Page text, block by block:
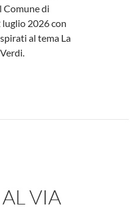
Comune di
luglio 2026 con
al tema La
torna per la sua 19ª
VIA